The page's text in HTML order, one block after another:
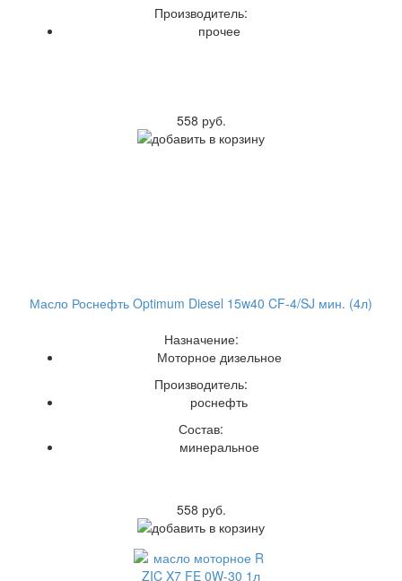
Производитель:
прочее
558 руб.
Масло Роснефть Optimum Diesel 15w40 CF-4/SJ мин. (4л)
Назначение:
Моторное дизельное
Производитель:
роснефть
Состав:
минеральное
558 руб.